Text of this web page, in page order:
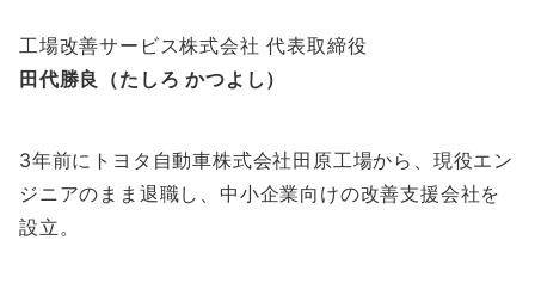
工場改善サービス株式会社 代表取締役
田代勝良（たしろ かつよし）
3年前にトヨタ自動車株式会社田原工場から、現役エン
ジニアのまま退職し、中小企業向けの改善支援会社を
設立。